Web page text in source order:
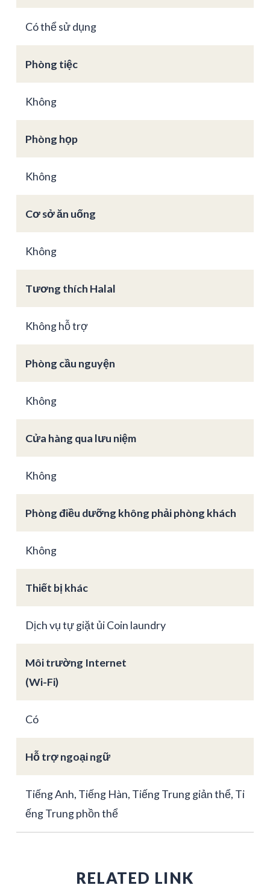
Có thể sử dụng
Phòng tiệc
Không
Phòng họp
Không
Cơ sở ăn uống
Không
Tương thích Halal
Không hỗ trợ
Phòng cầu nguyện
Không
Cửa hàng qua lưu niệm
Không
Phòng điều dưỡng không phải phòng khách
Không
Thiết bị khác
Dịch vụ tự giặt ủi Coin laundry
Môi trường Internet
(Wi-Fi)
Có
Hỗ trợ ngoại ngữ
Tiếng Anh, Tiếng Hàn, Tiếng Trung giản thể, Ti
ếng Trung phồn thể
RELATED LINK